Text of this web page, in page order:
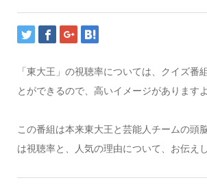
「東大王」の視聴率については、クイズ番
とができるので、高いイメージがありますよ
この番組は本来東大王と芸能人チームの頭
は視聴率と、人気の理由について、お伝え